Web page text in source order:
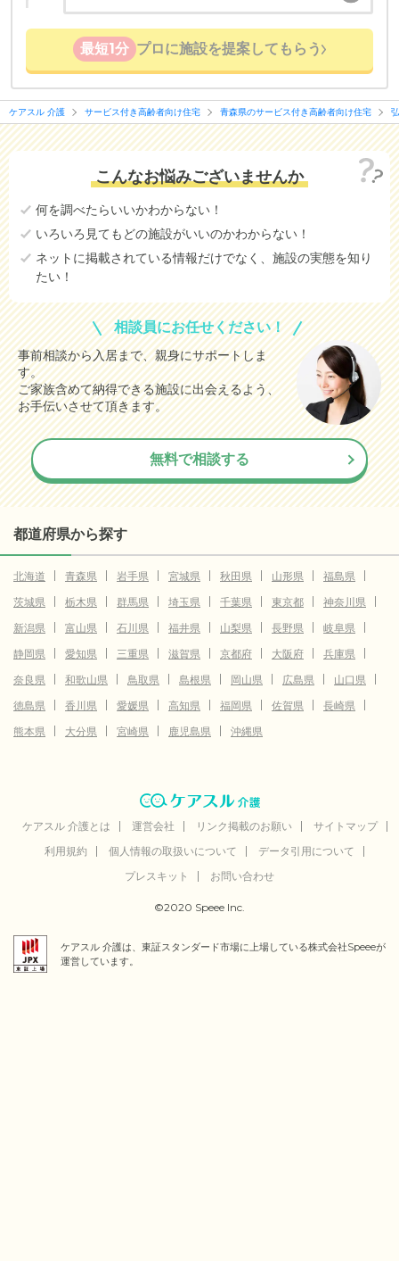
最短1分 プロに施設を提案してもらう
ケアスル 介護 サービス付き高齢者向け住宅 青森県のサービス付き高齢者向け住宅
こんなお悩みございませんか
何を調べたらいいかわからない！
いろいろ見てもどの施設がいいのかわからない！
ネットに掲載されている情報だけでなく、施設の実態を知り
たい！
相談員にお任せください！
事前相談から入居まで、親身にサポートしま
す。
ご家族含めて納得できる施設に出会えるよう、
お手伝いさせて頂きます。
無料で相談する
都道府県から探す
北海道 青森県 岩手県 宮城県 秋田県 山形県
福島県
茨城県
栃木県 群馬県 埼玉県 千葉県 東京都
神奈川県
新潟県
富山県 石川県 福井県 山梨県 長野県
岐阜県
静岡県
愛知県 三重県 滋賀県 京都府 大阪府
兵庫県
奈良県
和歌山県 鳥取県 島根県 岡山県 広島県
山口県
徳島県
香川県 愛媛県 高知県 福岡県 佐賀県
長崎県
熊本県
大分県 宮崎県 鹿児島県 沖縄県
ケアスル 介護とは 運営会社 リンク掲載のお願い
サイトマップ
利用規約
個人情報の取扱いについて
データ引用について
プレスキット
お問い合わせ
©2020 Speee Inc.
ケアスル 介護は、東証スタンダード市場に上場している株式会社Speeeが
運営しています。